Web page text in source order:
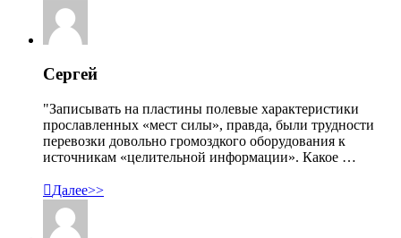
Сергей
"Записывать на пластины полевые характеристики
прославленных «мест силы», правда, были трудности
перевозки довольно громоздкого оборудования к
источникам «целительной информации». Какое …
Далее>>